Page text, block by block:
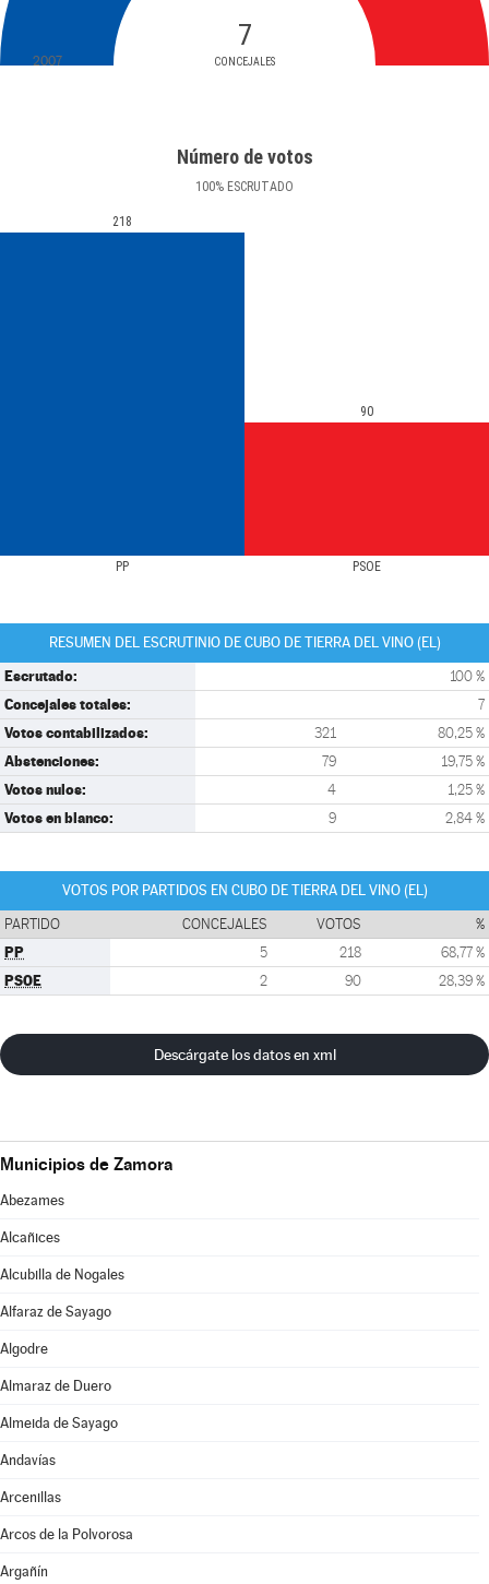
7
CONCEJALES
2007
Número de votos
100% ESCRUTADO
PP PSOE
218
90
RESUMEN DEL ESCRUTINIO DE CUBO DE TIERRA DEL VINO (EL)
Escrutado: 100 %
Concejales totales: 7
Votos contabilizados: 321 80,25 %
Abstenciones: 79 19,75 %
Votos nulos: 4 1,25 %
Votos en blanco: 9 2,84 %
VOTOS POR PARTIDOS EN CUBO DE TIERRA DEL VINO (EL)
PARTIDO CONCEJALES VOTOS %
PP 5 218 68,77 %
PSOE 2 90 28,39 %
Descárgate los datos en xml
Municipios de Zamora
Abezames
Alcañices
Alcubilla de Nogales
Alfaraz de Sayago
Algodre
Almaraz de Duero
Almeida de Sayago
Andavías
Arcenillas
Arcos de la Polvorosa
Argañín